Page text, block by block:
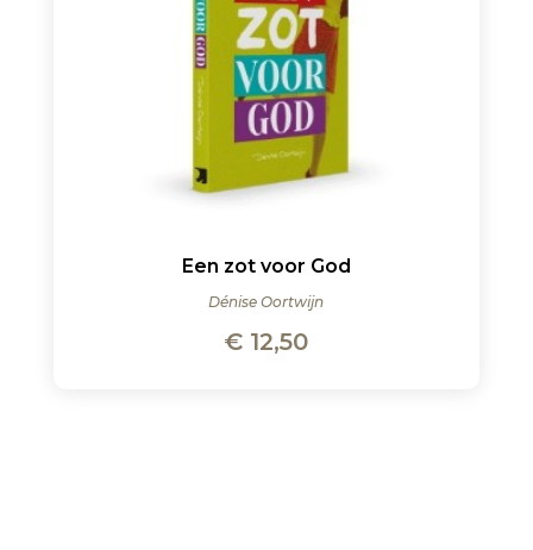
Een zot voor God
Dénise Oortwijn
€ 12,50